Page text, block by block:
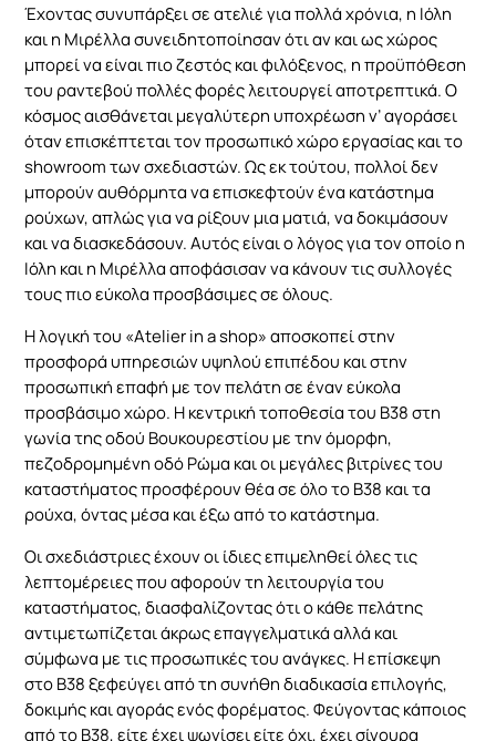
Έχοντας συνυπάρξει σε ατελιέ για πολλά χρόνια, η Ιόλη
και η Μιρέλλα συνειδητοποίησαν ότι αν και ως χώρος
μπορεί να είναι πιο ζεστός και φιλόξενος, η προϋπόθεση
του ραντεβού πολλές φορές λειτουργεί αποτρεπτικά. Ο
κόσμος αισθάνεται μεγαλύτερη υποχρέωση ν’ αγοράσει
όταν επισκέπτεται τον προσωπικό χώρο εργασίας και το
showroomτων σχεδιαστών. Ως εκ τούτου, πολλοί δεν
μπορούν αυθόρμητα να επισκεφτούν ένα κατάστημα
ρούχων, απλώς για να ρίξουν μια ματιά, να δοκιμάσουν
και να διασκεδάσουν. Αυτός είναι ο λόγος για τον οποίο η
Ιόλη και η Μιρέλλα αποφάσισαν να κάνουν τις συλλογές
τους πιο εύκολα προσβάσιμες σε όλους.
Η λογική του «Atelierin ashop» αποσκοπεί στην
προσφορά υπηρεσιών υψηλού επιπέδου και στην
προσωπική επαφή με τον πελάτη σε έναν εύκολα
προσβάσιμο χώρο. Η κεντρική τοποθεσία του Β38 στη
γωνία της οδού Βουκουρεστίου με την όμορφη,
πεζοδρομημένη οδό Ρώμα και οι μεγάλες βιτρίνες του
καταστήματος προσφέρουν θέα σε όλο το Β38 και τα
ρούχα, όντας μέσα και έξω από το κατάστημα.
Οι σχεδιάστριες έχουν οι ίδιες επιμεληθεί όλες τις
λεπτομέρειες που αφορούν τη λειτουργία του
καταστήματος, διασφαλίζοντας ότι ο κάθε πελάτης
αντιμετωπίζεται άκρως επαγγελματικά αλλά και
σύμφωνα με τις προσωπικές του ανάγκες. Η επίσκεψη
στο B38 ξεφεύγει από τη συνήθη διαδικασία επιλογής,
δοκιμής και αγοράς ενός φορέματος. Φεύγοντας κάποιος
από το B38, είτε έχει ψωνίσει είτε όχι, έχει σίγουρα
λειτουργία
του
ιστότοπου.
Στατιστικά
Για να
βελτιώσουμε τη
λειτουργικότητα
και τη δομή του
ιστότοπου, με
βάση τον τρόπο
χρήσης του
ιστότοπου.
Εμπειρία
χρήστη
Προκειμένου
ο ιστότοπός
μας να
λειτουργεί
όσο το
δυνατόν
κατά την
επίσκεψή σας.
Εάν αρνηθείτε
αυτά τα
cookies,
ορισμένες
λειτουργίες
θα
εξαφανιστούν